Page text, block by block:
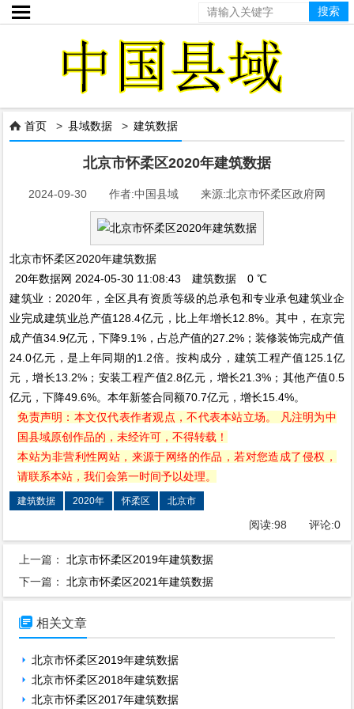

 首页 >县域数据 >建筑数据
北京市怀柔区2020年建筑数据
2024-09-30 作者:中国县域 来源:北京市怀柔区政府网
北京市怀柔区2020年建筑数据
20年数据网 2024-05-30 11:08:43 建筑数据 0 ℃
建筑业：2020年，全区具有资质等级的总承包和专业承包建筑业企
业完成建筑业总产值128.4亿元，比上年增长12.8%。其中，在京完
成产值34.9亿元，下降9.1%，占总产值的27.2%；装修装饰完成产值
24.0亿元，是上年同期的1.2倍。按构成分，建筑工程产值125.1亿
元，增长13.2%；安装工程产值2.8亿元，增长21.3%；其他产值0.5
亿元，下降49.6%。本年新签合同额70.7亿元，增长15.4%。
免责声明：本文仅代表作者观点，不代表本站立场。 凡注明为中
国县域原创作品的，未经许可，不得转载！
本站为非营利性网站，来源于网络的作品，若对您造成了侵权，
请联系本站，我们会第一时间予以处理。
建筑数据 2020年 怀柔区 北京市
阅读:98 评论:0
上一篇：北京市怀柔区2019年建筑数据
下一篇：北京市怀柔区2021年建筑数据
 相关文章
北京市怀柔区2019年建筑数据
北京市怀柔区2018年建筑数据
北京市怀柔区2017年建筑数据